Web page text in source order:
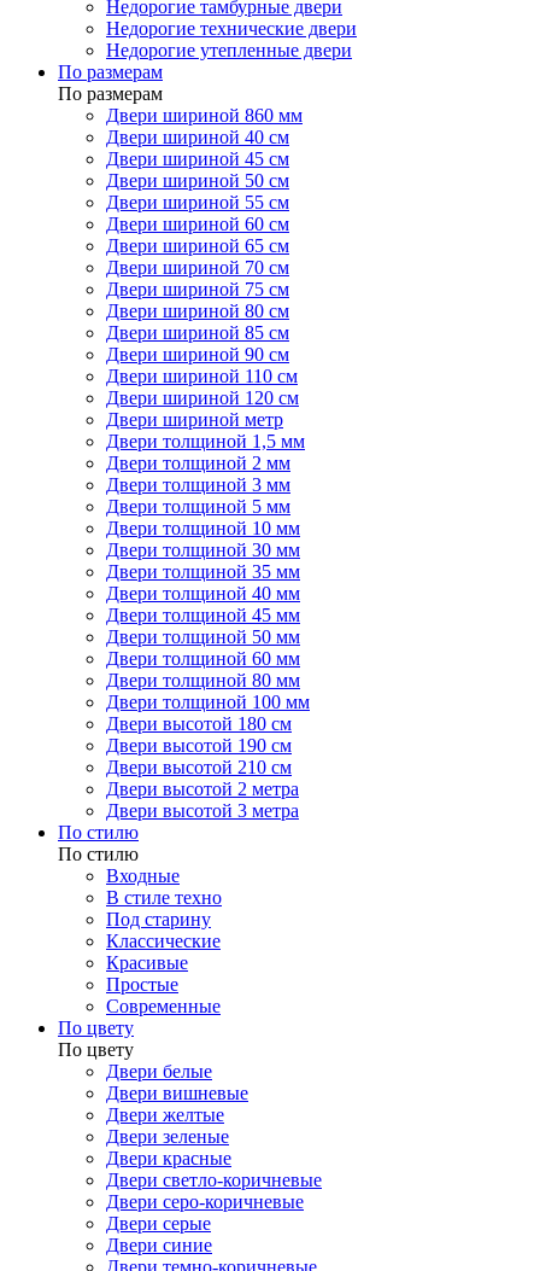
Недорогие тамбурные двери
Недорогие технические двери
Недорогие утепленные двери
По размерам
По размерам
Двери шириной 860 мм
Двери шириной 40 см
Двери шириной 45 см
Двери шириной 50 см
Двери шириной 55 см
Двери шириной 60 см
Двери шириной 65 см
Двери шириной 70 см
Двери шириной 75 см
Двери шириной 80 см
Двери шириной 85 см
Двери шириной 90 см
Двери шириной 110 см
Двери шириной 120 см
Двери шириной метр
Двери толщиной 1,5 мм
Двери толщиной 2 мм
Двери толщиной 3 мм
Двери толщиной 5 мм
Двери толщиной 10 мм
Двери толщиной 30 мм
Двери толщиной 35 мм
Двери толщиной 40 мм
Двери толщиной 45 мм
Двери толщиной 50 мм
Двери толщиной 60 мм
Двери толщиной 80 мм
Двери толщиной 100 мм
Двери высотой 180 см
Двери высотой 190 см
Двери высотой 210 см
Двери высотой 2 метра
Двери высотой 3 метра
По стилю
По стилю
Входные
В стиле техно
Под старину
Классические
Красивые
Простые
Современные
По цвету
По цвету
Двери белые
Двери вишневые
Двери желтые
Двери зеленые
Двери красные
Двери светло-коричневые
Двери серо-коричневые
Двери серые
Двери синие